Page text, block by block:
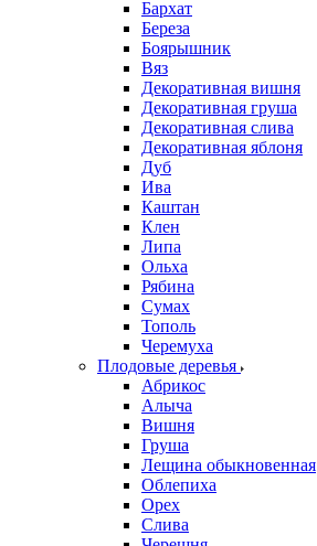
Бархат
Береза
Боярышник
Вяз
Декоративная вишня
Декоративная груша
Декоративная слива
Декоративная яблоня
Дуб
Ива
Каштан
Клен
Липа
Ольха
Рябина
Сумах
Тополь
Черемуха
Плодовые деревья
Абрикос
Алыча
Вишня
Груша
Лещина обыкновенная
Облепиха
Орех
Слива